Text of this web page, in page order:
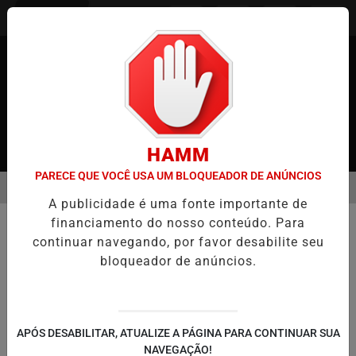
EM ALTA
JUSTIÇA
Ação Judicial no Japão: Direitos de
Privacidade e Segurança em Celas
milhões de ienes
HAMM
PARECE QUE VOCÊ USA UM BLOQUEADOR DE ANÚNCIOS
A publicidade é uma fonte importante de
financiamento do nosso conteúdo. Para
continuar navegando, por favor desabilite seu
bloqueador de anúncios.
APÓS DESABILITAR, ATUALIZE A PÁGINA PARA CONTINUAR SUA
NAVEGAÇÃO!